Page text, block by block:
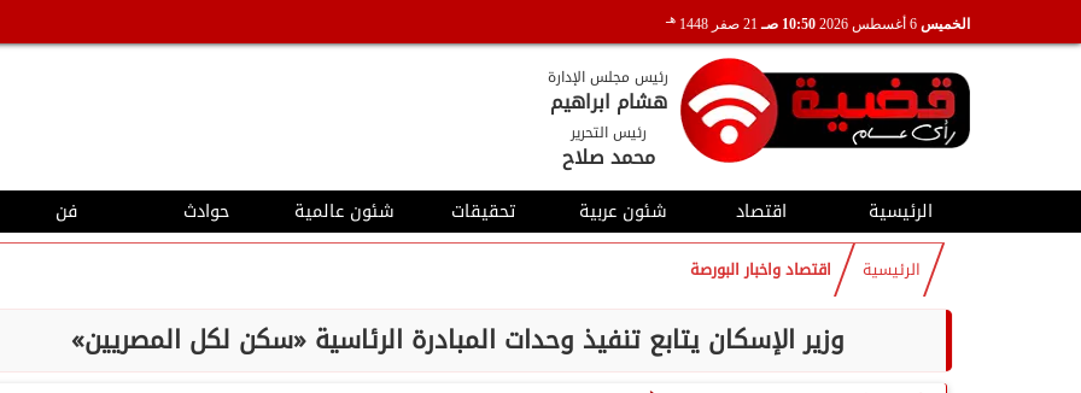
الخميس 10:50 صـ 21 صفر 1448 هـ
رئيس مجلس الإدارة
هشام ابراهيم
رئيس التحرير
محمد صلاح
الرئيسية اقتصاد شئون عربية تحقيقات شئون عالمية حوادث فن
الرئيسية اقتصاد واخبار البورصة
وزير الإسكان يتابع تنفيذ وحدات المبادرة الرئاسية «سكن لكل المصريين»